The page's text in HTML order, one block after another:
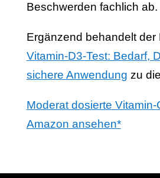
Beschwerden fachlich ab.
Ergänzend behandelt der
Vitamin-D3-Test: Bedarf,
sichere Anwendung zu
Moderat dosierte
Amazon ansehen*